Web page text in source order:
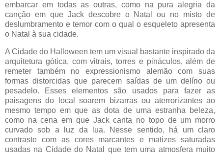
embarcar em todas as outras, como na pura alegria da
canção em que Jack descobre o Natal ou no misto de
deslumbramento e temor com o qual o esqueleto apresenta
o Natal à sua cidade.
A Cidade do Halloween tem um visual bastante inspirado da
arquitetura gótica, com vitrais, torres e pináculos, além de
remeter também no expressionismo alemão com suas
formas distorcidas que parecem saídas de um delírio ou
pesadelo. Esses elementos são usados para fazer as
paisagens do local soarem bizarras ou aterrorizantes ao
mesmo tempo em que as dota de uma estranha beleza,
como na cena em que Jack canta no topo de um morro
curvado sob a luz da lua. Nesse sentido, há um claro
contraste com as cores marcantes e matizes saturadas
usadas na Cidade do Natal que tem uma atmosfera muito